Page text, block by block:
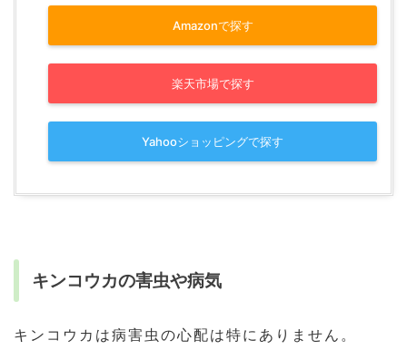
Amazonで探す
楽天市場で探す
Yahooショッピングで探す
キンコウカの害虫や病気
キンコウカは病害虫の心配は特にありません。